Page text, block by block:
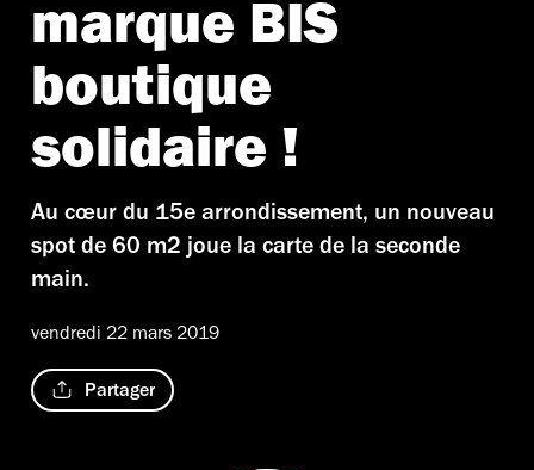
marque BIS
boutique
solidaire !
Au cœur du 15e arrondissement, un nouveau
spot de 60 m2 joue la carte de la seconde
main.
vendredi 22 mars 2019
Partager